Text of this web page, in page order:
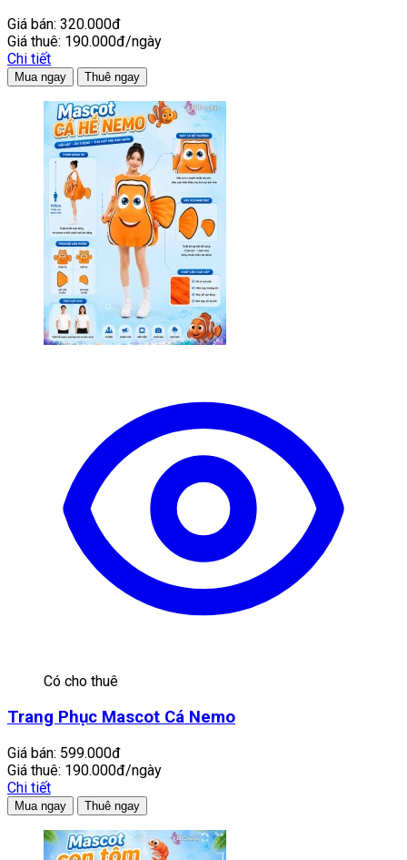
Giá bán: 320.000đ
Giá thuê: 190.000đ/ngày
Chi tiết
Mua ngay Thuê ngay
Có cho thuê
Trang Phục Mascot Cá Nemo
Giá bán: 599.000đ
Giá thuê: 190.000đ/ngày
Chi tiết
Mua ngay Thuê ngay